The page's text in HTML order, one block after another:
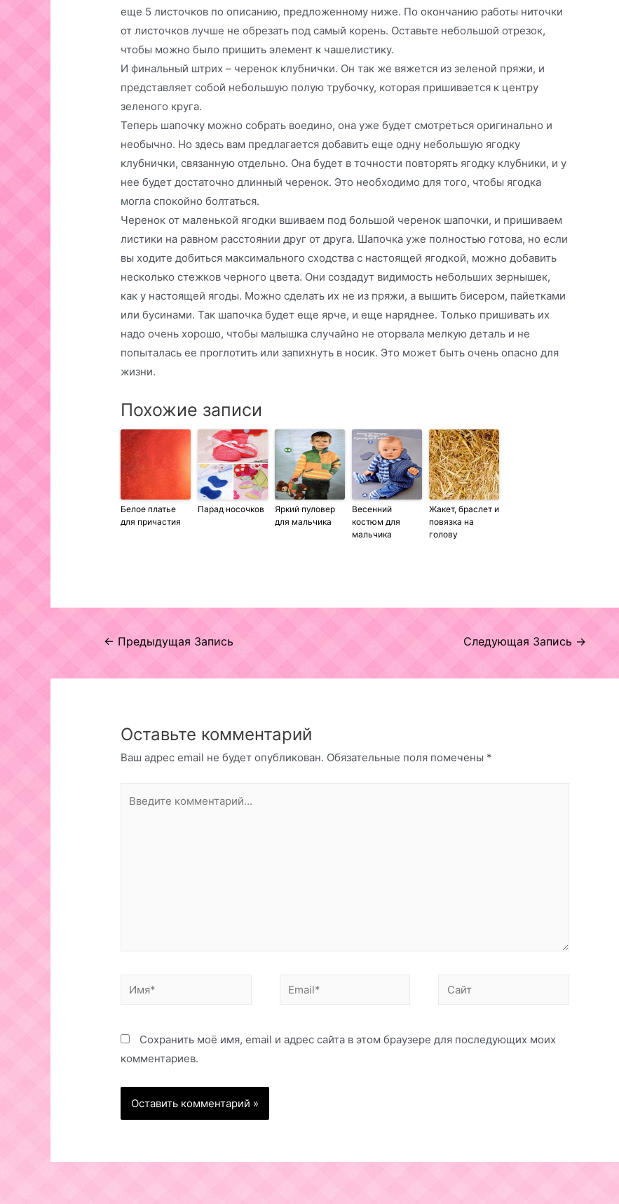
еще 5 листочков по описанию, предложенному ниже. По окончанию работы ниточки
от листочков лучше не обрезать под самый корень. Оставьте небольшой отрезок,
чтобы можно было пришить элемент к чашелистику.
И финальный штрих – черенок клубнички. Он так же вяжется из зеленой пряжи, и
представляет собой небольшую полую трубочку, которая пришивается к центру
зеленого круга.
Теперь шапочку можно собрать воедино, она уже будет смотреться оригинально и
необычно. Но здесь вам предлагается добавить еще одну небольшую ягодку
клубнички, связанную отдельно. Она будет в точности повторять ягодку клубники, и у
нее будет достаточно длинный черенок. Это необходимо для того, чтобы ягодка
могла спокойно болтаться.
Черенок от маленькой ягодки вшиваем под большой черенок шапочки, и пришиваем
листики на равном расстоянии друг от друга. Шапочка уже полностью готова, но если
вы ходите добиться максимального сходства с настоящей ягодкой, можно добавить
несколько стежков черного цвета. Они создадут видимость небольших зернышек,
как у настоящей ягоды. Можно сделать их не из пряжи, а вышить бисером, пайетками
или бусинами. Так шапочка будет еще ярче, и еще наряднее. Только пришивать их
надо очень хорошо, чтобы малышка случайно не оторвала мелкую деталь и не
попыталась ее проглотить или запихнуть в носик. Это может быть очень опасно для
жизни.
Похожие записи
Белое платье
для причастия
Парад носочков
Яркий пуловер
для мальчика
Весенний
костюм для
мальчика
Жакет, браслет и
повязка на
голову
Навигация
← Предыдущая Запись Следующая Запись →
Оставьте комментарий
Ваш адрес email не будет опубликован. Обязательные поля помечены *
комментарий...
Имя* Email* Сайт
Сохранить моё имя, email и адрес сайта в этом браузере для последующих моих
комментариев.